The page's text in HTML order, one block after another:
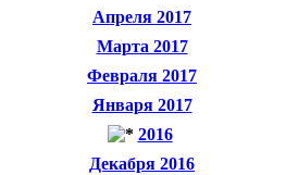
Апреля 2017
Марта 2017
Февраля 2017
Января 2017
2016
Декабря 2016